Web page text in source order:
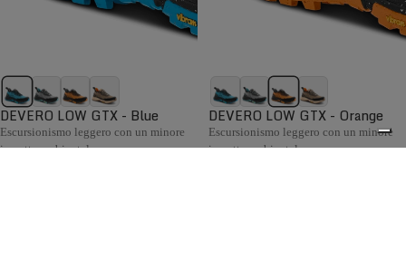
DEVERO LOW GTX - Blue
Escursionismo leggero con un minore
impatto ambientale.
DEVERO LOW GTX - Orange
Escursionismo leggero con un minore
impatto ambientale.